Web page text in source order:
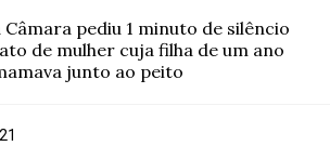
pediu 1 minuto de silêncio
de mulher cuja filha de um ano
junto ao peito